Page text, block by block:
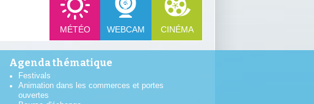
MÉTÉO WEBCAM CINÉMA
Agenda thématique
Festivals
Animation dans les commerces et portes
ouvertes